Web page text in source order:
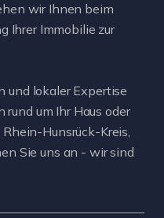
wir Ihnen beim
Ihrer Immobilie zur
und lokaler Expertise
um Ihr Haus oder
Hunsrück-Kreis,
Sie uns an - wir sind